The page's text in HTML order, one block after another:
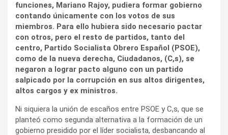
funciones, Mariano Rajoy, pudiera formar gobierno
contando únicamente con los votos de sus
miembros. Para ello hubiera sido necesario pactar
con otros, pero el resto de partidos, tanto del
centro, Partido Socialista Obrero Español (PSOE),
como de la nueva derecha, Ciudadanos, (C,s), se
negaron a lograr pacto alguno con un partido
salpicado por la corrupción en sus altos dirigentes,
altos cargos y ex ministros.
Ni siquiera la unión de escaños entre PSOE y C,s, que se
planteó como segunda alternativa a la formación de un
gobierno presidido por el líder socialista, desbancando al